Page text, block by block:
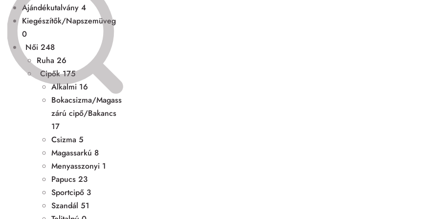
Ajándékutalvány 4
Kiegészítők/Napszemüveg
0
Női 248
Ruha 26
Cipők 175
Alkalmi 16
Bokacsizma/Magass
zárú cipő/Bakancs
17
Csizma 5
Magassarkú 8
Menyasszonyi 1
Papucs 23
Sportcipő 3
Szandál 51